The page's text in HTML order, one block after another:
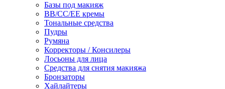
Базы под макияж
BB/CC/EE кремы
Тональные средства
Пудры
Румяна
Корректоры / Консилеры
Лосьоны для лица
Средства для снятия макияжа
Бронзаторы
Хайлайтеры